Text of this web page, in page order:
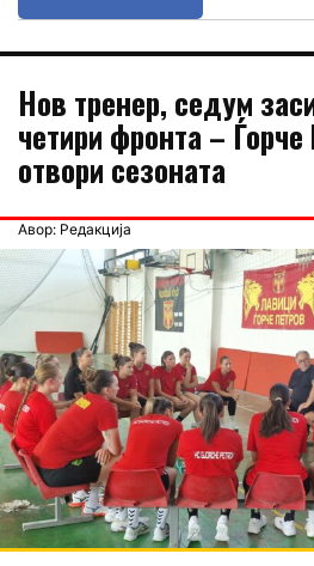
Нов тренер, седум
четири фронта – Ѓорче
отвори сезоната
Авор: Редакција